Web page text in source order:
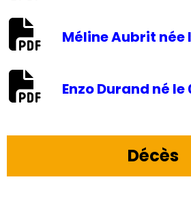
Méline Aubrit née
Enzo Durand né le
Décès